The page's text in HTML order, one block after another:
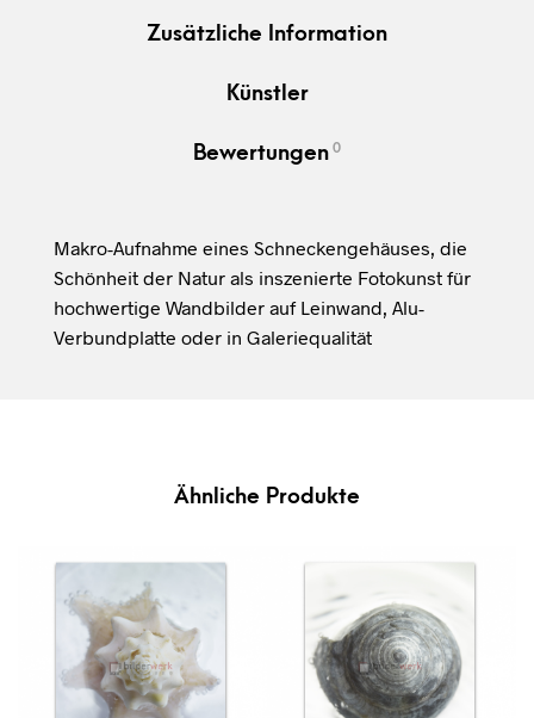
Zusätzliche Information
Künstler
Bewertungen 0
Makro-Aufnahme eines Schneckengehäuses, die
Schönheit der Natur als inszenierte Fotokunst für
hochwertige Wandbilder auf Leinwand, Alu-
Verbundplatte oder in Galeriequalität
Ähnliche Produkte